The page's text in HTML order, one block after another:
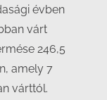
évben
várt
246,5
amely 7
várttól.